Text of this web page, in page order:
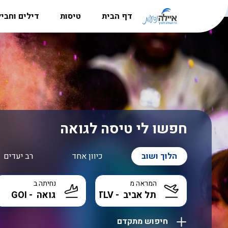
דף הבית
מדריך היעדים
הרשמה למשלחות לפולין
סניפים
אודות
דרושים
טיסות
טיסות לאירופה
טיסות לקרפטוס
טיסות לבוקרשט
טיסות לאתונה
טיסות לבודפשט
טיסות לבאקו
דילים
חבילות
דילים
חבילות
דילים
דילים
חפשו לי טיסה לגואה
הלוך ושוב כיוון אחד רב יעדים
המראה מ נחיתה ב